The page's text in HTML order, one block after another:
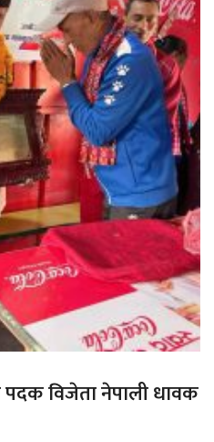
पदक विजेता नेपाली धावक